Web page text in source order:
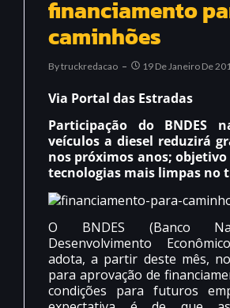
financiamento
caminhões
ByTruckredacao 19 De Janeiro De
Via Portal das Estradas
Participação do BNDES
veículos a diesel reduzirá
nos próximos anos;
tecnologias mais limpas no
O BNDES (Banco
Desenvolvimento
adota, a partir deste mês,
para aprovação de
condições para futuros